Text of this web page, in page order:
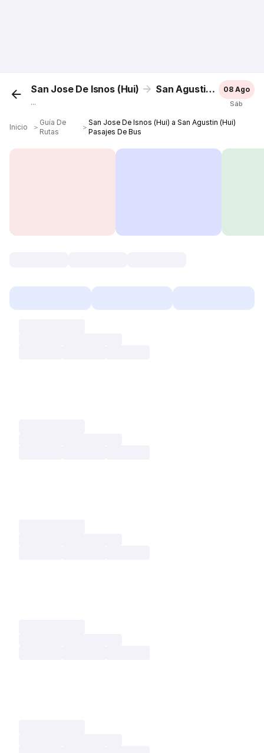
San Jose De Isnos (Hui) San Agustin (Hui)
...
08 Ago
Sáb
Inicio ＞
Guía De
Rutas
＞
San Jose De Isnos (Hui) a San Agustin (Hui)
Pasajes De Bus